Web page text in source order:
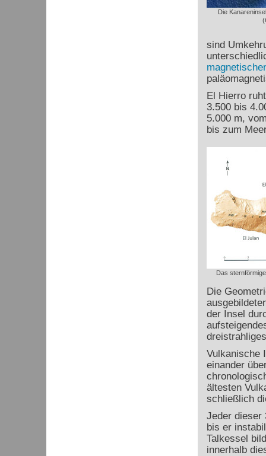
Die
sind
El Hierro
3.500 bis
5.000 m,
bis zum
Das
Die
der Insel
Vulkanische
einander
ältesten
schließlich
Jeder dieser
bis er
Talkessel
innerhalb